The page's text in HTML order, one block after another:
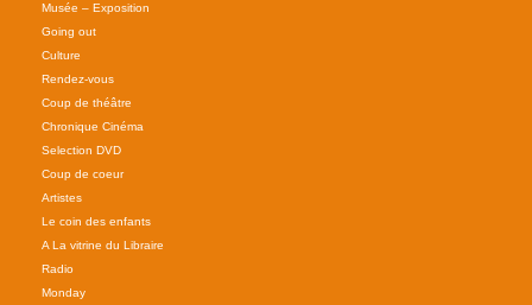
Musée – Exposition
Going out
Culture
Rendez-vous
Coup de théâtre
Chronique Cinéma
Selection DVD
Coup de coeur
Artistes
Le coin des enfants
A La vitrine du Libraire
Radio
Monday